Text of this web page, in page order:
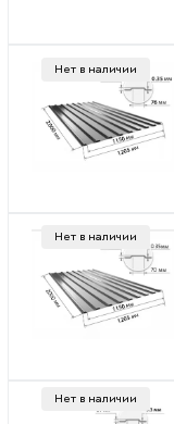
Нет в наличии
Нет в наличии
Нет в наличии